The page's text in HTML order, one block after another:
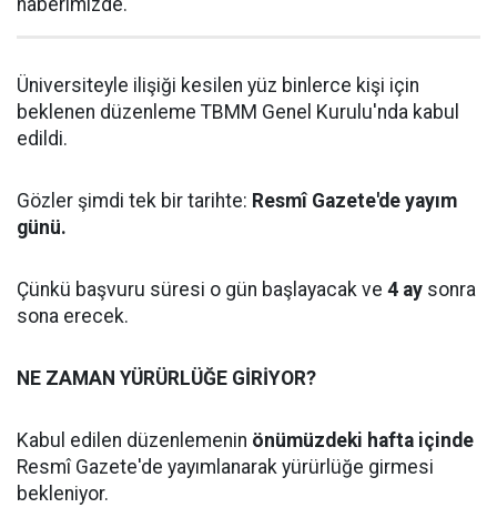
haberimizde.
Üniversiteyle ilişiği kesilen yüz binlerce kişi için
beklenen düzenleme TBMM Genel Kurulu'nda kabul
edildi.
Gözler şimdi tek bir tarihte: Resmî Gazete'de yayım
günü.
Çünkü başvuru süresi o gün başlayacak ve 4 ay sonra
sona erecek.
NE ZAMAN YÜRÜRLÜĞE GİRİYOR?
Kabul edilen düzenlemenin önümüzdeki hafta içinde
Resmî Gazete'de yayımlanarak yürürlüğe girmesi
bekleniyor.